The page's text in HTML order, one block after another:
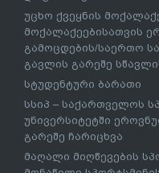
უცხო ქვეყნის
მოქალაქეებისათვის
გამოცდების/საერთო
გავლის გარეშე
სტუდენტური ბარათი
სსიპ – საქართველოს
უნივერსიტეტში
გარეშე ჩარიცხვა
მაღალი მიღწევების